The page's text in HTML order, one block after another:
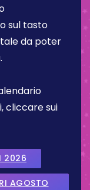
sul tasto
da poter
cliccare sui
2026
AGOSTO